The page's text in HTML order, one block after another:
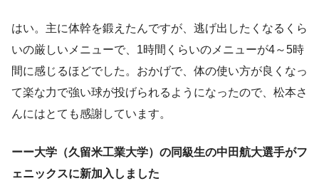
はい。主に体幹を鍛えたんですが、逃げ出したくなるくら
いの厳しいメニューで、1時間くらいのメニューが4～5時
間に感じるほどでした。おかげで、体の使い方が良くなっ
て楽な力で強い球が投げられるようになったので、松本さ
んにはとても感謝しています。
ーー大学（久留米工業大学）の同級生の中田航大選手がフ
ェニックスに新加入しました